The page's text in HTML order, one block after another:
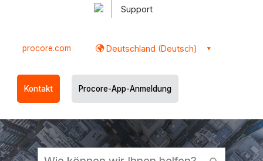
Support
procore.com Deutschland (Deutsch)
Kontakt Procore-App-Anmeldung